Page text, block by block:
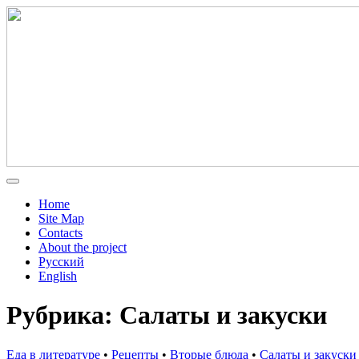
Home
Site Map
Contacts
About the project
Русский
English
Рубрика: Салаты и закуски
Еда в литературе • Рецепты • Вторые блюда • Салаты и закуски